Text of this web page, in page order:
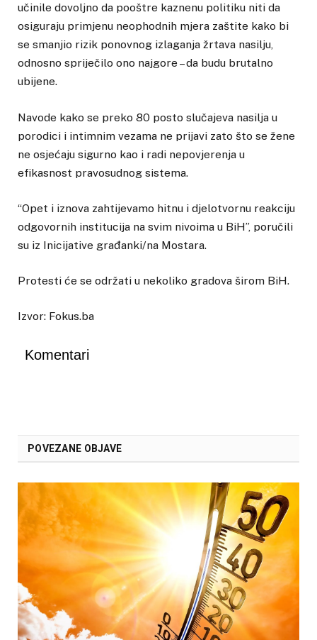
učinile dovoljno da pooštre kaznenu politiku niti da
osiguraju primjenu neophodnih mjera zaštite kako bi
se smanjio rizik ponovnog izlaganja žrtava nasilju,
odnosno spriječilo ono najgore – da budu brutalno
ubijene.
Navode kako se preko 80 posto slučajeva nasilja u
porodici i intimnim vezama ne prijavi zato što se žene
ne osjećaju sigurno kao i radi nepovjerenja u
efikasnost pravosudnog sistema.
“Opet i iznova zahtijevamo hitnu i djelotvornu reakciju
odgovornih institucija na svim nivoima u BiH”, poručili
su iz Inicijative građanki/na Mostara.
Protesti će se održati u nekoliko gradova širom BiH.
Izvor: Fokus.ba
Komentari
POVEZANE OBJAVE